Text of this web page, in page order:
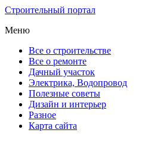
Строительный портал
Меню
Все о строительстве
Все о ремонте
Дачный участок
Электрика, Водопровод
Полезные советы
Дизайн и интерьер
Разное
Карта сайта